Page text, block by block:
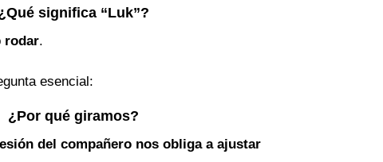
significa “Luk”?
rodar.
esencial:
¿Por qué giramos?
del compañero nos obliga a ajustar